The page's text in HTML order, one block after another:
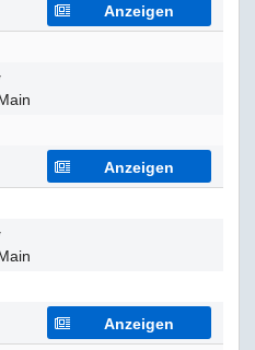
Anzeigen
Anzeigen
Anzeigen